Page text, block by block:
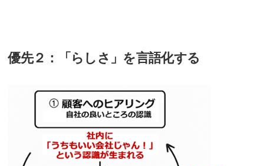
優先２：「らしさ」を言語化する